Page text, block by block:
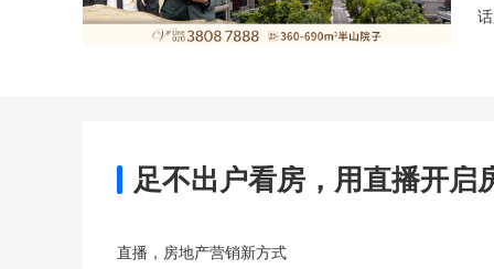
足不出户看房，用直播开启房
直播，房地产营销新方式